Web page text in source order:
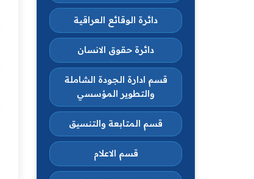
دائرة الوقائع العراقية
دائرة حقوق الانسان
قسم ادارة الجودة الشاملة
والتطوير المؤسسي
قسم المتابعة والتنسيق
قسم الاعلام